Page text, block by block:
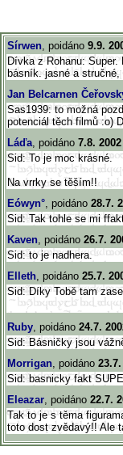
Sírwen, poidáno 9.9.
Dívka z Rohanu: Super.
básník. jasné a stručné,
Jan Belcarnen
Sas1939: to možná
potenciál těch filmů :o)
Láďa, poidáno 7.8.
Sid: To je moc krásné.
Na vrrky se těším!!
Eówyn°, poidáno 28.7.
Sid: Tak tohle se mi
Kaven, poidáno 26.7.
Sid: to je nadhera.
Elleth, poidáno 25.7.
Sid: Díky Tobě tam
Ruby, poidáno 24.7.
Sid: Básničky jsou
Morrigan, poidáno
Sid: basnicky fakt
Eleazar, poidáno 22.7.
Tak to je s těma
toto dost zvědavý!! Ale